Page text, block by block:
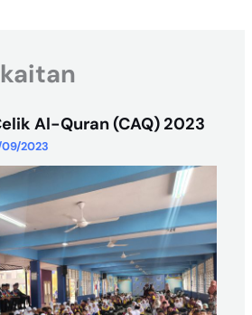
Al-Quran (CAQ) 2023
2023